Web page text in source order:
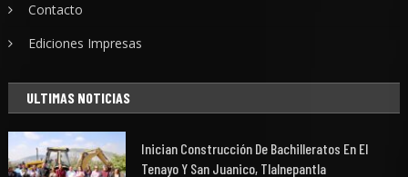
Contacto
Ediciones Impresas
ULTIMAS NOTICIAS
Inician Construcción De Bachilleratos En El
Tenayo Y San Juanico, Tlalnepantla